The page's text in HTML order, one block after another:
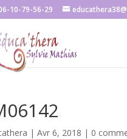
10-79-56-29
| Avr 6, 2018 | 0